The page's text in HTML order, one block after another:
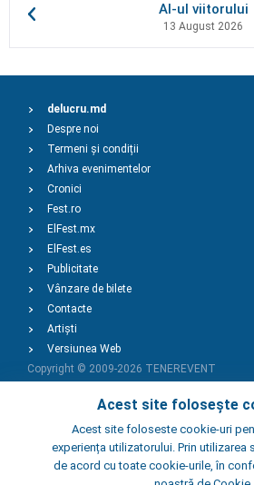
AI-ul viitorului
13 August 2026
Acest site folosește
Acest site foloseste cookie-uri
experiența utilizatorului. Prin utilizarea
de acord cu toate cookie-urile, în
delucru.md
Despre noi
Termeni și condiții
Arhiva evenimentelor
Cronici
Fest.ro
ElFest.mx
ElFest.es
Publicitate
Vânzare de bilete
Contacte
Artiști
Versiunea Web
Copyright © 2009-2026 TENEREVENT
Adaugă